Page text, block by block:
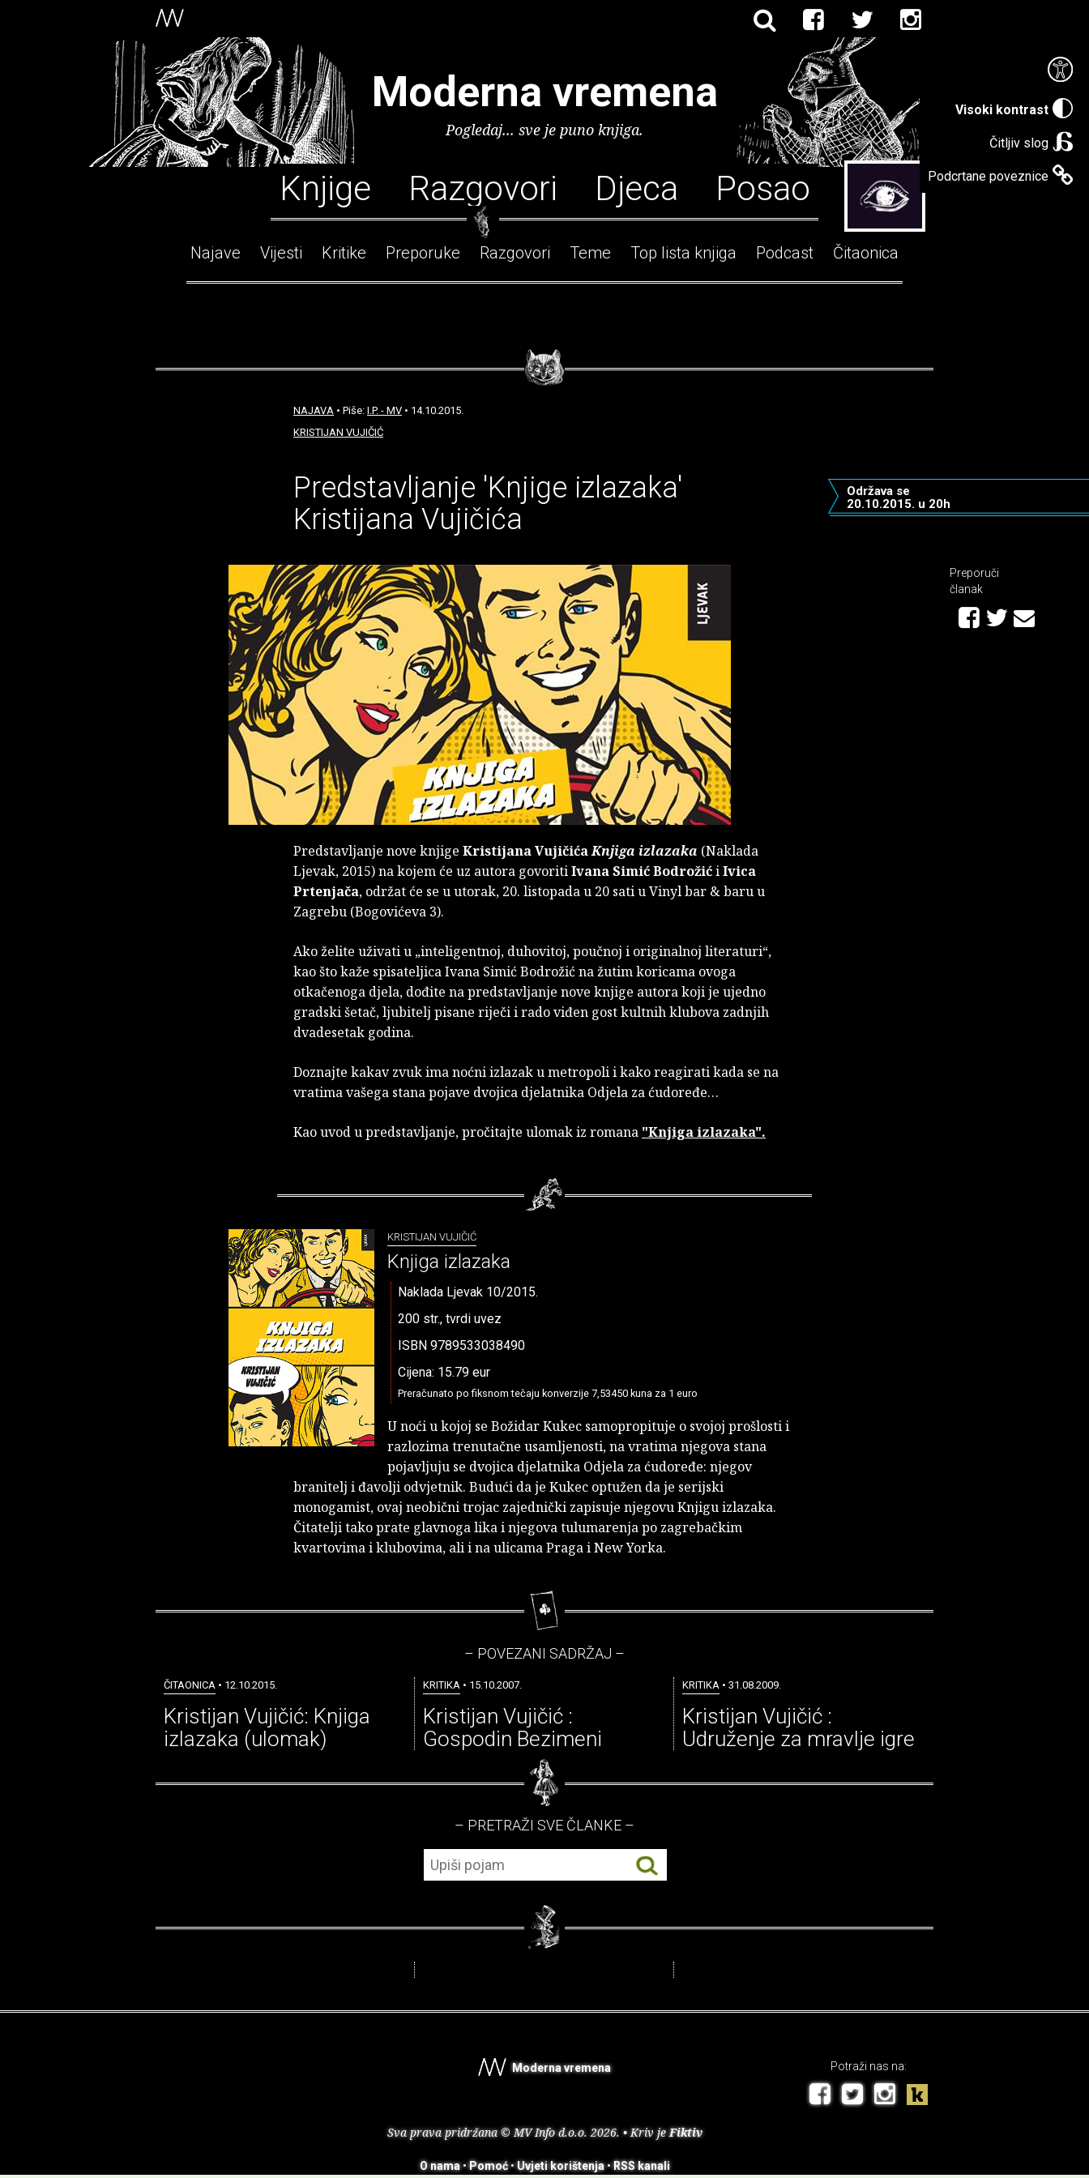
Visoki kontrast
Čitljiv slog
Podcrtane poveznice
Moderna vremena
Pogledaj... sve je puno knjiga.
Knjige Razgovori Djeca Posao
Najave Vijesti Kritike Preporuke Razgovori Teme Top lista knjiga Podcast Čitaonica
NAJAVA • Piše: I.P. - MV • 14.10.2015.
KRISTIJAN VUJIČIĆ
Predstavljanje 'Knjige izlazaka'
Kristijana Vujičića
Održava se
20.10.2015. u 20h
Predstavljanje nove knjige Kristijana VujičićaKnjiga izlazaka (Naklada
Ljevak, 2015) na kojem će uz autora govoritiIvana Simić BodrožićiIvica
Prtenjača, održat će se u utorak, 20. listopada u 20 sati u Vinyl bar & baru u
Zagrebu (Bogovićeva 3).
Ako želite uživati u „inteligentnoj, duhovitoj, poučnoj i originalnoj literaturi“,
kao što kaže spisateljica Ivana Simić Bodrožić na žutim koricama ovoga
otkačenoga djela, dođite na predstavljanje nove knjige autora koji je ujedno
gradski šetač, ljubitelj pisane riječi i rado viđen gost kultnih klubova zadnjih
dvadesetak godina.
Doznajte kakav zvuk ima noćni izlazak u metropoli i kako reagirati kada se na
vratima vašega stana pojave dvojica djelatnika Odjela za ćudoređe…
Kao uvod u predstavljanje, pročitajte ulomak iz romana "Knjiga izlazaka".
KRISTIJAN VUJIČIĆ
Knjiga izlazaka
Naklada Ljevak 10/2015.
200 str., tvrdi uvez
ISBN 9789533038490
Cijena: 15.79 eur
Preračunato po fiksnom tečaju konverzije 7,53450 kuna za 1 euro
U noći u kojoj se Božidar Kukec samopropituje o svojoj prošlosti i
razlozima trenutačne usamljenosti, na vratima njegova stana
pojavljuju se dvojica djelatnika Odjela za ćudoređe: njegov
branitelj i đavolji odvjetnik. Budući da je Kukec optužen da je serijski
monogamist, ovaj neobični trojac zajednički zapisuje njegovu Knjigu izlazaka.
Čitatelji tako prate glavnoga lika i njegova tulumarenja po zagrebačkim
kvartovima i klubovima, ali i na ulicama Praga i New Yorka.
Preporuči
članak
– POVEZANI SADRŽAJ –
ČITAONICA • 12.10.2015.
Kristijan Vujičić: Knjiga
izlazaka (ulomak)
KRITIKA • 15.10.2007.
Kristijan Vujičić :
Gospodin Bezimeni
KRITIKA • 31.08.2009.
Kristijan Vujičić :
Udruženje za mravlje igre
– PRETRAŽI SVE ČLANKE –
Moderna vremena
Sva prava pridržana © MV Info d.o.o. 2026. • Kriv jeFiktiv
O nama•Pomoć•Uvjeti korištenja•RSS kanali
Potraži nas na: